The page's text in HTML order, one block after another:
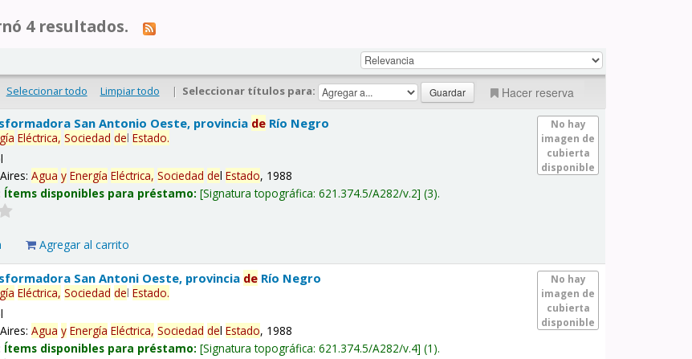
4 resultados.
Seleccionar todo Limpiar todo | Seleccionar títulos para: Hacer reserva
No hay
imagen de
cubierta
disponible
San Antonio Oeste, provincia de Río Negro
Eléctrica, Sociedad delEstado.
Agua y Energía Eléctrica, Sociedad delEstado, 1988
Ítems disponibles para préstamo: Signatura topográfica:621.374.5/A282/v.2 (3).
Agregar al carrito
No hay
imagen de
cubierta
disponible
San Antoni Oeste, provincia de Río Negro
Eléctrica, Sociedad delEstado.
Agua y Energía Eléctrica, Sociedad delEstado, 1988
Ítems disponibles para préstamo: Signatura topográfica:621.374.5/A282/v.4 (1).